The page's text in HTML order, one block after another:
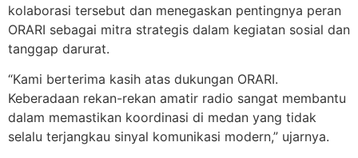
kolaborasi tersebut dan menegaskan pentingnya peran
ORARI sebagai mitra strategis dalam kegiatan sosial dan
tanggap darurat.
“Kami berterima kasih atas dukungan ORARI.
Keberadaan rekan-rekan amatir radio sangat membantu
dalam memastikan koordinasi di medan yang tidak
selalu terjangkau sinyal komunikasi modern,” ujarnya.